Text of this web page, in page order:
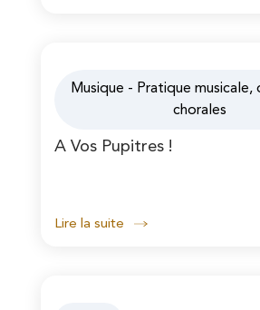
Musique - Pratique musicale,
chorales
A Vos Pupitres !
Lire la suite